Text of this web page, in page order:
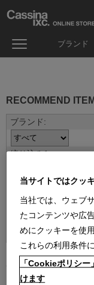
ブランド
RECOMMEND
並べ替え：
当サイトではクッ
当社では、ウェブ
たコンテンツや広
めにクッキーを使
これらの利用条件
「Cookieポリシ
けます